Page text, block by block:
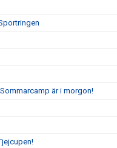
är i morgon!